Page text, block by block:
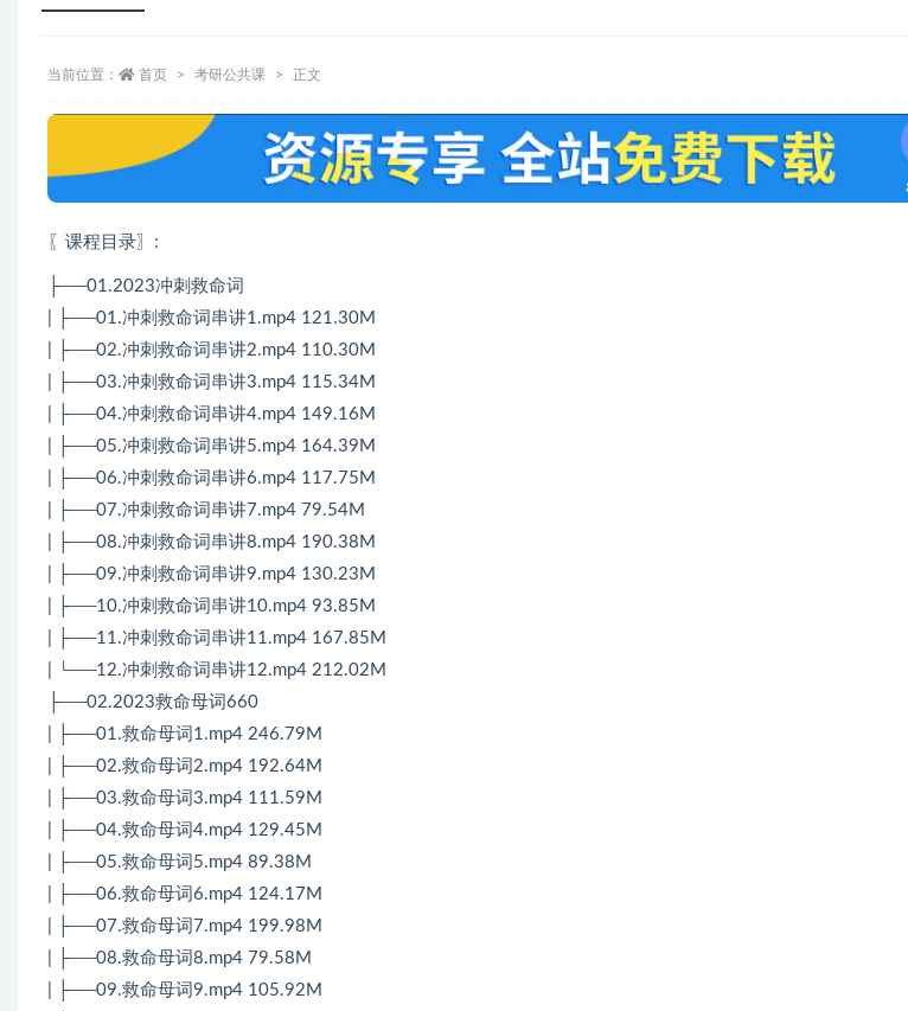
当前位置： 首页 考研公共课 正文
〖课程目录〗 :
├──01.2023冲刺救命词
| ├──01.冲刺救命词串讲1.mp4 121.30M
| ├──02.冲刺救命词串讲2.mp4 110.30M
| ├──03.冲刺救命词串讲3.mp4 115.34M
| ├──04.冲刺救命词串讲4.mp4 149.16M
| ├──05.冲刺救命词串讲5.mp4 164.39M
| ├──06.冲刺救命词串讲6.mp4 117.75M
| ├──07.冲刺救命词串讲7.mp4 79.54M
| ├──08.冲刺救命词串讲8.mp4 190.38M
| ├──09.冲刺救命词串讲9.mp4 130.23M
| ├──10.冲刺救命词串讲10.mp4 93.85M
| ├──11.冲刺救命词串讲11.mp4 167.85M
| └──12.冲刺救命词串讲12.mp4 212.02M
├──02.2023救命母词660
| ├──01.救命母词1.mp4 246.79M
| ├──02.救命母词2.mp4 192.64M
| ├──03.救命母词3.mp4 111.59M
| ├──04.救命母词4.mp4 129.45M
| ├──05.救命母词5.mp4 89.38M
| ├──06.救命母词6.mp4 124.17M
| ├──07.救命母词7.mp4 199.98M
| ├──08.救命母词8.mp4 79.58M
| ├──09.救命母词9.mp4 105.92M